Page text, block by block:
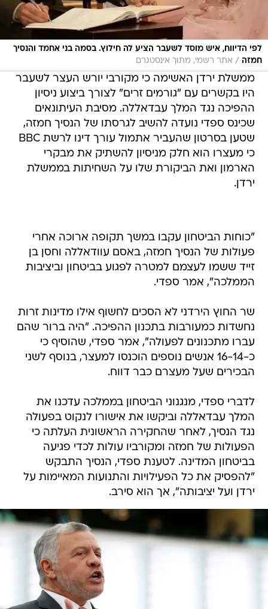
לפי הדיווח, איש מוסד לשעבר הציע לה חילוץ. בסמה בני אחמד והנסיך
חמזה / אתר רשמי, מתוך אינסטגרם
ממשלת ירדן האשימה כי מקורבי יורש העצר לשעבר
היו בקשרים עם "גורמים זרים" לצורך ביצוע ניסיון
ההפיכה נגד המלך עבדאללה. מסיבת העיתונאים
שכינס ספדי נועדה להשיב לגרסתו של הנסיך חמזה,
שטען בסרטון שהעביר אתמול עורך דינו לרשת BBC
כי מעצרו הוא חלק מניסיון להשתיק את מבקרי
הארמון ואת הביקורת שלו על השחיתות בממשלת
ירדן.
"כוחות הביטחון עקבו במשך תקופה ארוכה אחרי
פעולות של הנסיך חמזה, באסם עוודאללה וחסן בן
זייד ששמו לעצמם למטרה לפגוע בביטחון וביציבות
הממלכה", אמר ספדי.
שר החוץ הירדני לא הסכים לחשוף אילו מדינות זרות
נחשדות כמעורבות בתכנון ההפיכה. "היה ברור שהם
עברו מתכנונים לפעולה", אמר ספדי, שהוסיף כי
כ-16-14 אנשים נוספים הוכנסו למעצר, בנוסף לשני
הבכירים שעל מעצרם כבר דווח.
לדברי ספדי, מנגנוני הביטחון בממלכה עדכנו את
המלך עבדאללה וביקשו את אישורו לנקוט בפעולה
נגד הנסיך, לאחר שהחקירה הראשונית העלתה כי
הפעולות של חמזה ומקורביו עולות לכדי פגיעה
בביטחון המדינה. לטענת ספדי, הנסיך התבקש
"להפסיק את כל הפעילויות והתנועות המאיימות על
ירדן ועל יציבותה", אך הוא סירב.